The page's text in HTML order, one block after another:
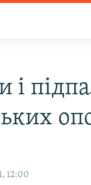
і
12:00